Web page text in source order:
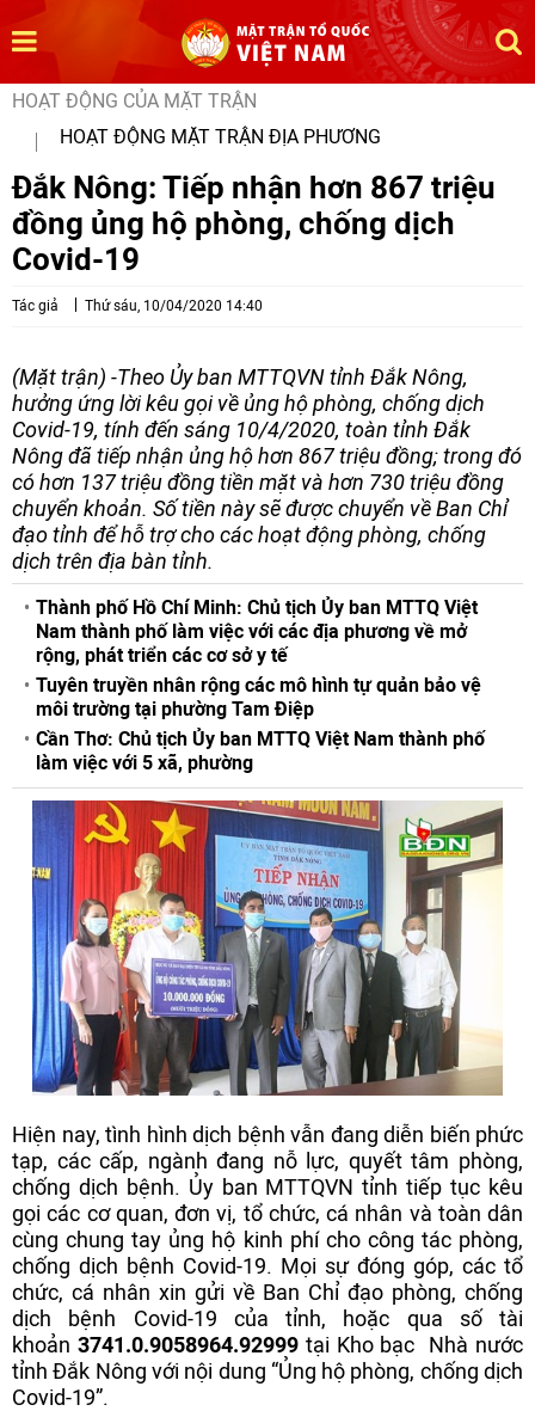
HOẠT ĐỘNG CỦA MẶT TRẬN
HOẠT ĐỘNG MẶT TRẬN ĐỊA PHƯƠNG
Đắk Nông: Tiếp nhận hơn 867 triệu
đồng ủng hộ phòng, chống dịch
Covid-19
Tác giả Thứ sáu, 10/04/2020 14:40
(Mặt trận) -Theo Ủy ban MTTQVN tỉnh Đắk Nông,
hưởng ứng lời kêu gọi về ủng hộ phòng, chống dịch
Covid-19, tính đến sáng 10/4/2020, toàn tỉnh Đắk
Nông đã tiếp nhận ủng hộ hơn 867 triệu đồng; trong đó
có hơn 137 triệu đồng tiền mặt và hơn 730 triệu đồng
chuyển khoản. Số tiền này sẽ được chuyển về Ban Chỉ
đạo tỉnh để hỗ trợ cho các hoạt động phòng, chống
dịch trên địa bàn tỉnh.
Thành phố Hồ Chí Minh: Chủ tịch Ủy ban MTTQ Việt
Nam thành phố làm việc với các địa phương về mở
rộng, phát triển các cơ sở y tế
Tuyên truyền nhân rộng các mô hình tự quản bảo vệ
môi trường tại phường Tam Điệp
Cần Thơ: Chủ tịch Ủy ban MTTQ Việt Nam thành phố
làm việc với 5 xã, phường
Hiện nay, tình hình dịch bệnh vẫn đang diễn biến phức
tạp, các cấp, ngành đang nỗ lực, quyết tâm phòng,
chống dịch bệnh. Ủy ban MTTQVN tỉnh tiếp tục kêu
gọi các cơ quan, đơn vị, tổ chức, cá nhân và toàn dân
cùng chung tay ủng hộ kinh phí cho công tác phòng,
chống dịch bệnh Covid-19. Mọi sự đóng góp, các tổ
chức, cá nhân xin gửi về Ban Chỉ đạo phòng, chống
dịch bệnh Covid-19 của tỉnh, hoặc qua số tài
khoản 3741.0.9058964.92999tại Kho bạc Nhà nước
tỉnh Đắk Nông với nội dung “Ủng hộ phòng, chống dịch
Covid-19”.